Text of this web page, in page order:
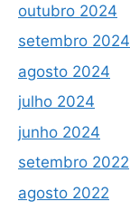
outubro 2024
setembro 2024
agosto 2024
julho 2024
junho 2024
setembro 2022
agosto 2022